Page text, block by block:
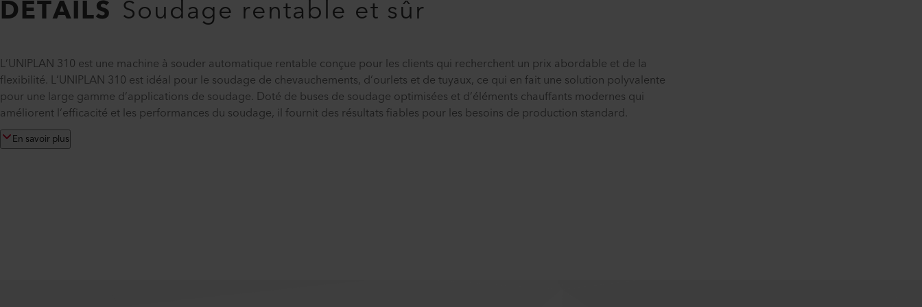
DÉTAILS Soudage rentable et sûr
L‘UNIPLAN 310 est une machine à souder automatique rentable conçue pour les clients qui recherchent un prix abordable et de la
flexibilité. L‘UNIPLAN 310 est idéal pour le soudage de chevauchements, d‘ourlets et de tuyaux, ce qui en fait une solution polyvalente
pour une large gamme d‘applications de soudage. Doté de buses de soudage optimisées et d‘éléments chauffants modernes qui
améliorent l‘efficacité et les performances du soudage, il fournit des résultats fiables pour les besoins de production standard.
En savoir plus